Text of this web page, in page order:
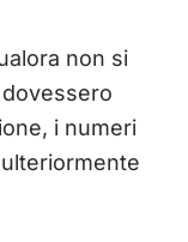
non si
i numeri